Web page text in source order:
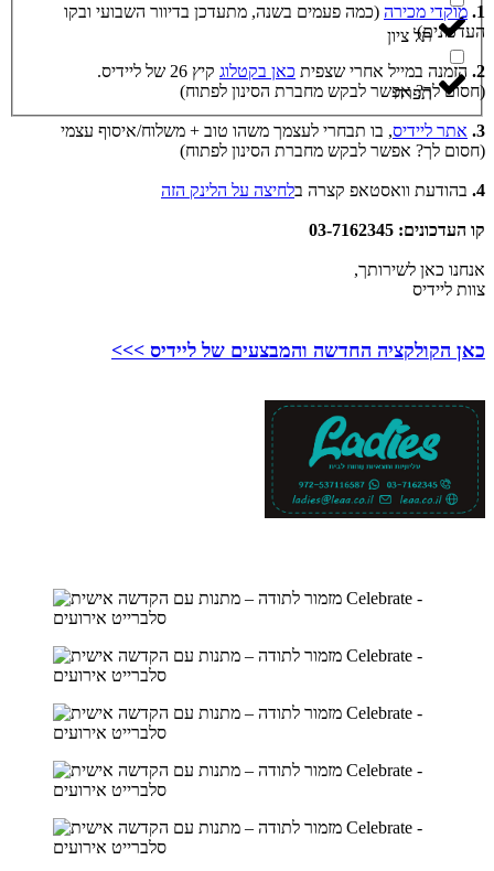
תל ציון
תפרח
1. מוקדי מכירה(כמה פעמים בשנה, מתעדכן בדיוור השבועי ובקו
העדכונים)
2. הזמנה במייל אחרי שצפית כאן בקטלוגקיץ 26 של ליידיס.
(חסום לך? אפשר לבקש מחברת הסינון לפתוח)
3. אתר ליידיס, בו תבחרי לעצמך משהו טוב + משלוח/איסוף עצמי
(חסום לך? אפשר לבקש מחברת הסינון לפתוח)
4. בהודעת וואסטאפ קצרה בלחיצה על הלינק הזה
קו העדכונים: 03-7162345
אנחנו כאן לשירותך,
צוות ליידיס
כאן הקולקציה החדשה והמבצעים של ליידיס >>>